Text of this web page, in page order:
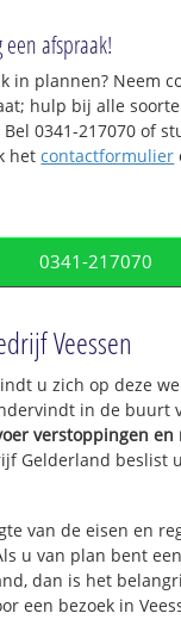
afspraak!
in plannen? Neem
hulp bij alle
0341-217070 of
hetcontactformulier
0341-217070
Veessen
u zich op deze
in de buurt
verstoppingen
Gelderland beslist
van de eisen en
u van plan bent
dan is het
een bezoek in